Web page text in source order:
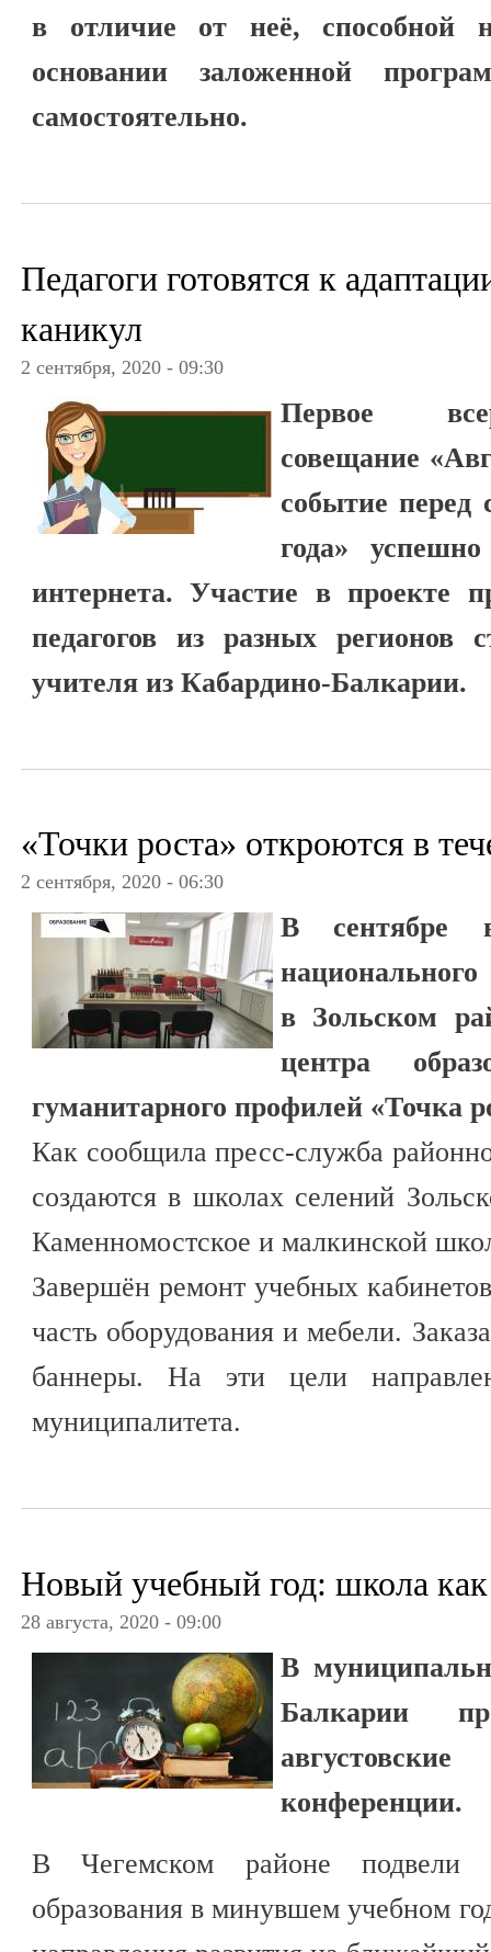
в отличие от неё, способной
основании заложенной
самостоятельно.
Педагоги готовятся к
каникул
2 сентября, 2020 - 09:30
Первое
совещание
событие перед
года»
интернета. Участие в проекте
педагогов из разных
учителя из Кабардино-Балкарии.
«Точки роста» откроются в
2 сентября, 2020 - 06:30
В сентябре
в Зольском
центра
гуманитарного профилей «Точка
Как сообщила пресс-служба
создаются в школах селений
Каменномостское и малкинской
Завершён ремонт учебных
часть оборудования и мебели.
баннеры. На эти цели
муниципалитета.
Новый учебный год: школа
28 августа, 2020 - 09:00
В
Балкарии
конференции.
В Чегемском районе подвели
образования в минувшем учебном